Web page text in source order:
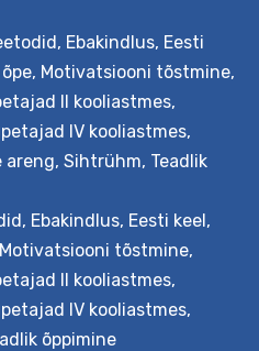
vastuhakk, tervis vmt.
millesse lõimitakse
Õppeprotsessi
vajadustest lähtuvalt.
järgselt planeerida
kooskõlas lõimingulist
õpikäsitusest. Ta
kolleegidele õppeprotsessi…
, Ebakindlus, Eesti
, Motivatsiooni tõstmine,
II kooliastmes,
IV kooliastmes,
areng, Sihtrühm, Teadlik
, Ebakindlus, Eesti keel,
Motivatsiooni tõstmine,
II kooliastmes,
IV kooliastmes,
õppimine